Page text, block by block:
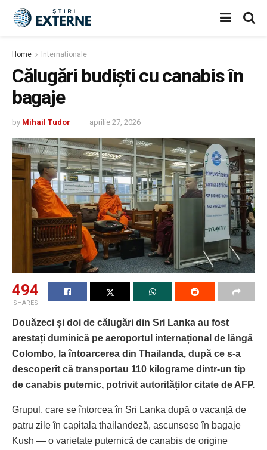
Home Internationale
Călugări budiști cu canabis în
bagaje
by Mihail Tudor aprilie 27, 2026
494
SHARES
Douăzeci și doi de călugări din Sri Lanka au fost
arestați duminică pe aeroportul internațional de lângă
Colombo, la întoarcerea din Thailanda, după ce s-a
descoperit că transportau 110 kilograme dintr-un tip
de canabis puternic, potrivit autorităților citate de AFP.
Grupul, care se întorcea în Sri Lanka după o vacanță de
patru zile în capitala thailandeză, ascunsese în bagaje
Kush — o varietate puternică de canabis de origine